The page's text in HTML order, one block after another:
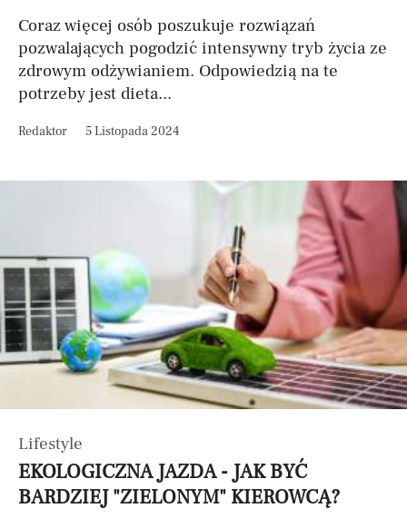
Coraz więcej osób poszukuje rozwiązań
pozwalających pogodzić intensywny tryb życia ze
zdrowym odżywianiem. Odpowiedzią na te
potrzeby jest dieta...
Redaktor 5 Listopada 2024
Lifestyle
EKOLOGICZNA JAZDA - JAK BYĆ
BARDZIEJ "ZIELONYM" KIEROWCĄ?